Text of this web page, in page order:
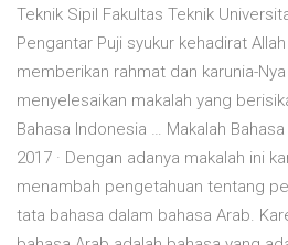
Teknik Sipil Fakultas Teknik
Pengantar Puji syukur kehadirat
memberikan rahmat dan karunia-
menyelesaikan makalah yang
Bahasa Indonesia … Makalah
2017 · Dengan adanya makalah ini
menambah pengetahuan tentang
tata bahasa dalam bahasa Arab.